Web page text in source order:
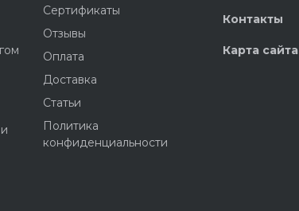
Сертификаты
Отзывы
Оплата
Доставка
Статьи
Политика
конфиденциальности
Контакты
Карта сайта